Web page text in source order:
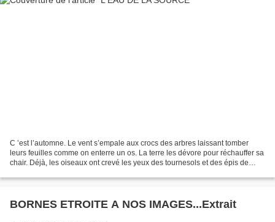
C ’est l’automne. Le vent s’empale aux crocs des arbres laissant tomber
leurs feuilles comme on enterre un os. La terre les dévore pour réchauffer sa
chair. Déjà, les oiseaux ont crevé les yeux des tournesols et des épis de
BORNES ETROITE A NOS IMAGES...Extrait